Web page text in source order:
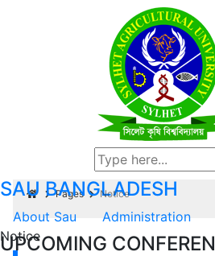
SAU BANGLADESH
About Sau Administration
UPCOMING
Pages Notice
Notice